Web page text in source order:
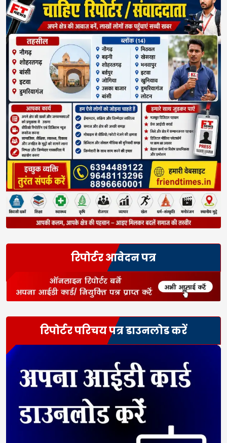
रिपोर्टर आवेदन पत्र
रिपोर्टर परिचय पत्र डाउनलोड करें